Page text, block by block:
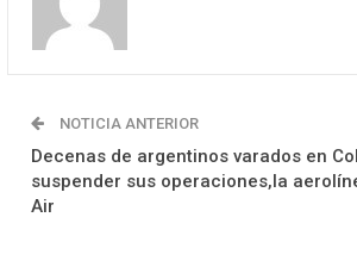
NOTICIA ANTERIOR
Decenas de argentinos varados en
suspender sus operaciones,la
Air